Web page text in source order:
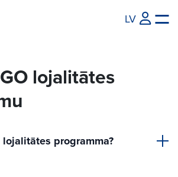
LV
lojalitātes
lojalitātes programma?